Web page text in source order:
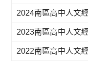
2024南區高中人文
2023南區高中人文
2022南區高中人文